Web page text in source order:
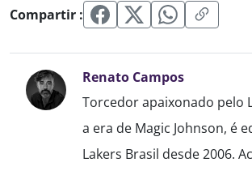
Compartir :
Renato Campos
Torcedor apaixonado pelo
a era de Magic Johnson, é
Lakers Brasil desde 2006.